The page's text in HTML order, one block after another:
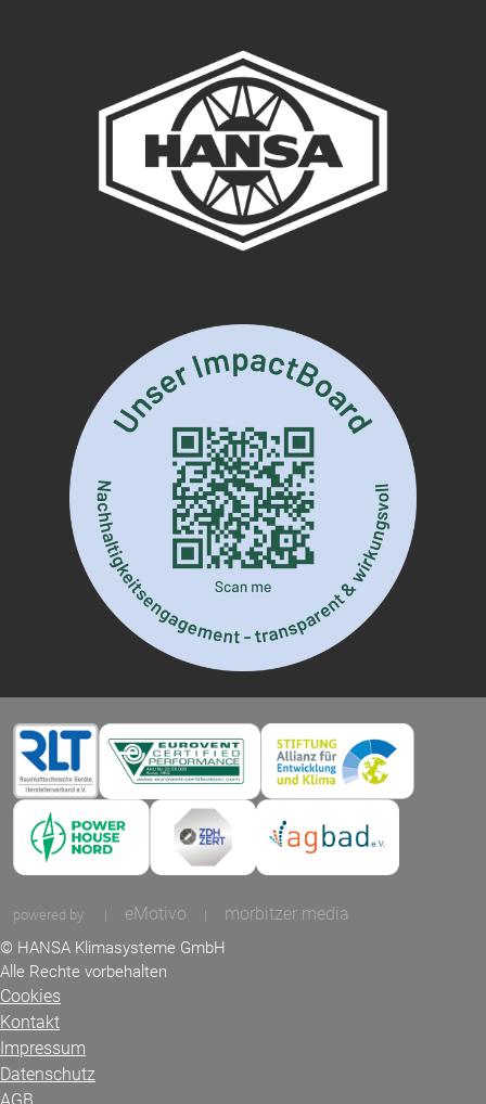
powered by | eMotivo | morbitzer media
© HANSA Klimasysteme GmbH
Alle Rechte vorbehalten
Cookies
Kontakt
Impressum
Datenschutz